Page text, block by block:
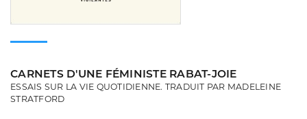
CARNETS D'UNE FÉMINISTE RABAT-JOIE
ESSAIS SUR LA VIE QUOTIDIENNE. TRADUIT PAR MADELEINE
STRATFORD